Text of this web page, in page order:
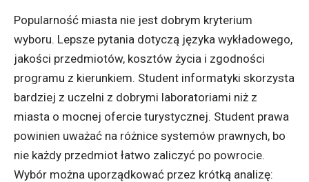
Popularność miasta nie jest dobrym kryterium
wyboru. Lepsze pytania dotyczą języka wykładowego,
jakości przedmiotów, kosztów życia i zgodności
programu z kierunkiem. Student informatyki skorzysta
bardziej z uczelni z dobrymi laboratoriami niż z
miasta o mocnej ofercie turystycznej. Student prawa
powinien uważać na różnice systemów prawnych, bo
nie każdy przedmiot łatwo zaliczyć po powrocie.
Wybór można uporządkować przez krótką analizę: